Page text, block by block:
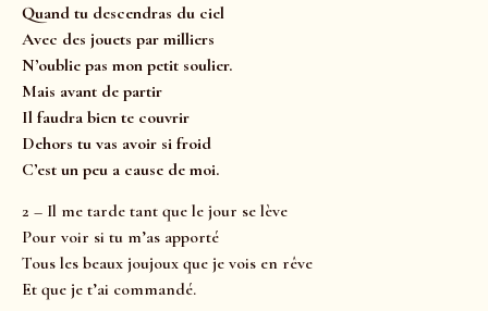
Quand tu descendras du ciel
Avec des jouets par milliers
N’oublie pas mon petit soulier.
Mais avant de partir
Il faudra bien te couvrir
Dehors tu vas avoir si froid
C’est un peu a cause de moi.
2 – Il me tarde tant que le jour se lève
Pour voir si tu m’as apporté
Tous les beaux joujoux que je vois en rêve
Et que je t’ai commandé.